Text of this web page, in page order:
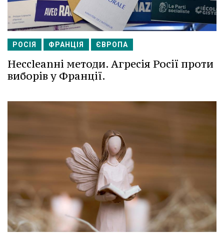
РОСІЯ ФРАНЦІЯ ЄВРОПА
Несcleanні методи. Агресія Росії проти
виборів у Франції.